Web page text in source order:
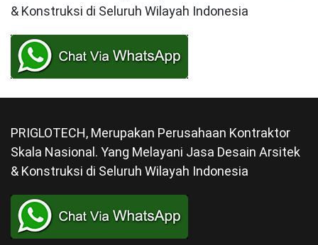
& Konstruksi di Seluruh Wilayah Indonesia
PRIGLOTECH, Merupakan Perusahaan Kontraktor
Skala Nasional. Yang Melayani Jasa Desain Arsitek
& Konstruksi di Seluruh Wilayah Indonesia